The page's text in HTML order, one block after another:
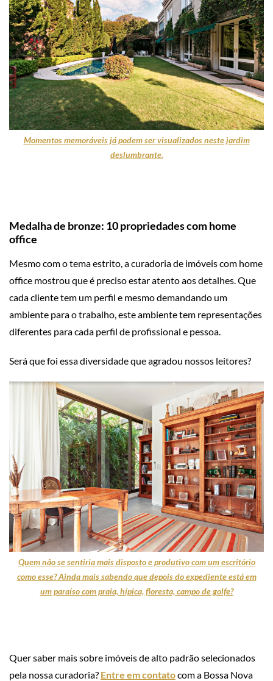
Momentos memoráveis já podem ser visualizados neste jardim
deslumbrante.
Medalha de bronze: 10 propriedades com home
office
Mesmo com o tema estrito, a curadoria de imóveis com home
office mostrou que é preciso estar atento aos detalhes. Que
cada cliente tem um perfil e mesmo demandando um
ambiente para o trabalho, este ambiente tem representações
diferentes para cada perfil de profissional e pessoa.
Será que foi essa diversidade que agradou nossos leitores?
Quem não se sentiria mais disposto e produtivo com um escritório
como esse? Ainda mais sabendo que depois do expediente está em
um paraíso com praia, hípica, floresta, campo de golfe?
Quer saber mais sobre imóveis de alto padrão selecionados
pela nossa curadoria? Entre em contatocom a Bossa Nova